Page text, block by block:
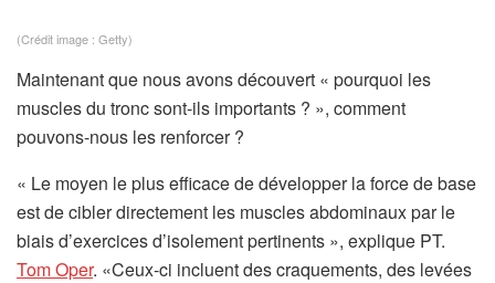
(Crédit image : Getty)
Maintenant que nous avons découvert « pourquoi les
muscles du tronc sont-ils importants ? », comment
pouvons-nous les renforcer ?
« Le moyen le plus efficace de développer la force de base
est de cibler directement les muscles abdominaux par le
biais d’exercices d’isolement pertinents », explique PT.
Tom Oper. «Ceux-ci incluent des craquements, des levées